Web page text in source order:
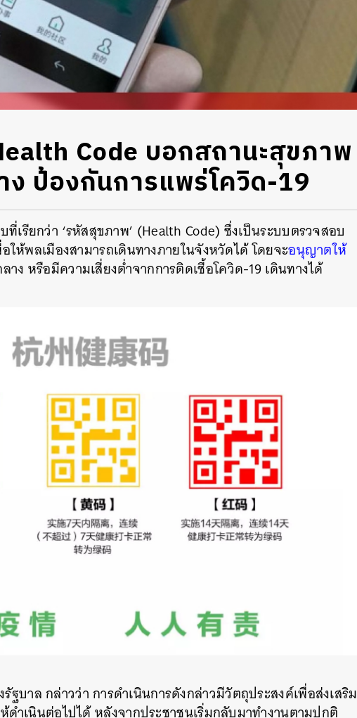
Code บอกสถานะสุขภาพ
ง ป้องกันการแพร่โควิด-19
เรียกว่า ‘รหัสสุขภาพ’ (Health Code) ซึ่งเป็นระบบตรวจสอบ
ห้พลเมืองสามารถเดินทางภายในจังหวัดได้ โดยจะอนุญาตให้
ง หรือมีความเสี่ยงต่ำจากการติดเชื้อโควิด-19เดินทางได้
บาล กล่าวว่า การดำเนินการดังกล่าวมีวัตถุประสงค์เพื่อส่งเสริม
ดำเนินต่อไปได้ หลังจากประชาชนเริ่มกลับมาทำงานตามปกติ